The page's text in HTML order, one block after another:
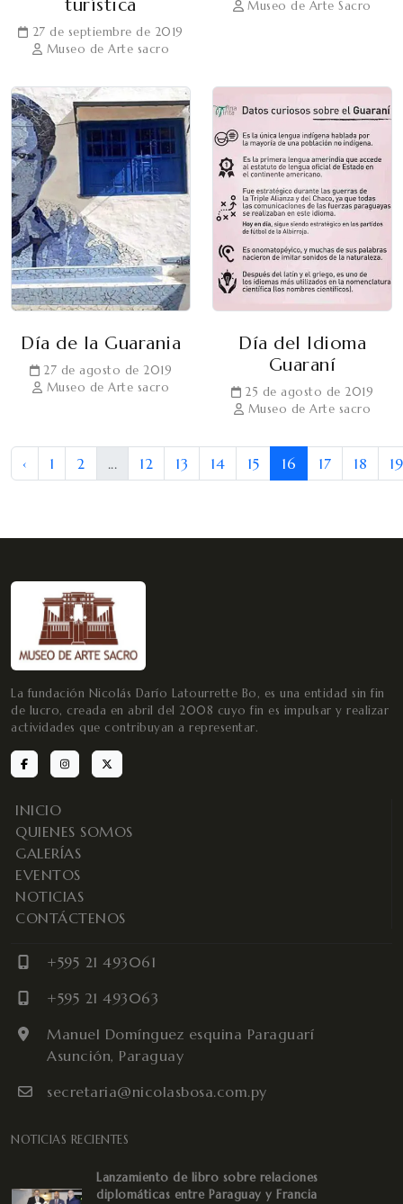
turística
27 de septiembre de 2019
Museo de Arte sacro
Museo de Arte Sacro
Día de la Guarania
27 de agosto de 2019
Museo de Arte sacro
Día del Idioma
Guaraní
25 de agosto de 2019
Museo de Arte sacro
‹ 1 2 ... 12 13 14 15 16 17 18 19
La fundación Nicolás Darío Latourrette Bo, es una entidad sin fin
de lucro, creada en abril del 2008 cuyo fin es impulsar y realizar
actividades que contribuyan a representar.
INICIO
QUIENES SOMOS
GALERÍAS
EVENTOS
NOTICIAS
CONTÁCTENOS
+595 21 493061
+595 21 493063
Manuel Domínguez esquina Paraguarí
Asunción, Paraguay
secretaria@nicolasbosa.com.py
NOTICIAS RECIENTES
Lanzamiento de libro sobre relaciones
diplomáticas entre Paraguay y Francia